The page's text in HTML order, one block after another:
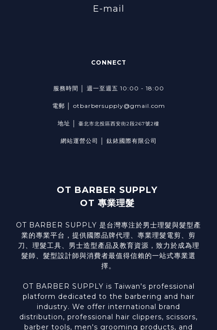
E-mail
CONNECT
服務時間 │ 週一至週五 10:00 - 18:00
電郵 │ otbarbersupply@gmail.com
地址 │ 臺北市北投區西安街2段267號2樓
網站運營公司 │ 鈦銥國際有限公司
OT BARBER SUPPLY
OT 專業理髮
OT BARBER SUPPLY 是台灣專注於男士理髮與髮型產
業的專業平台，提供國際品牌代理、專業理髮電剪、剪
刀、理髮工具、男士造型產品及教育資源，致力於成為理
髮師、髮型設計師與消費者最值得信賴的一站式專業選
擇。
OT BARBER SUPPLY is Taiwan's professional
platform dedicated to the barbering and hair
industry. We offer international brand
distribution, professional hair clippers, scissors,
barber tools, men's grooming products, and